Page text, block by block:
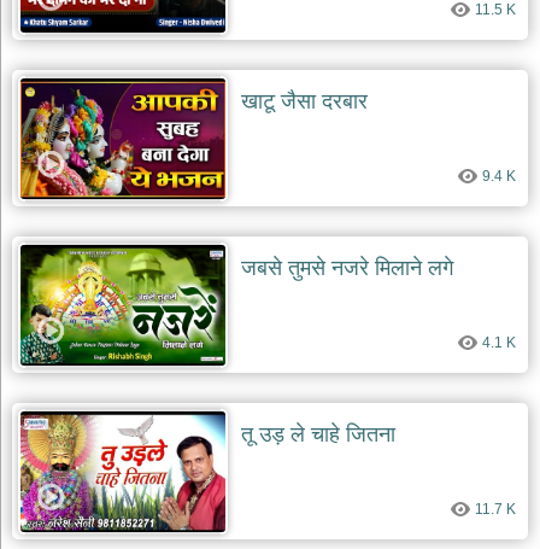
11.5 K
खाटू जैसा दरबार
9.4 K
जबसे तुमसे नजरे मिलाने लगे
4.1 K
तू उड़ ले चाहे जितना
11.7 K